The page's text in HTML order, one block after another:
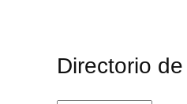
Directorio